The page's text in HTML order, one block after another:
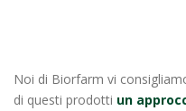
Noi di Biorfarm vi
di questi prodotti un